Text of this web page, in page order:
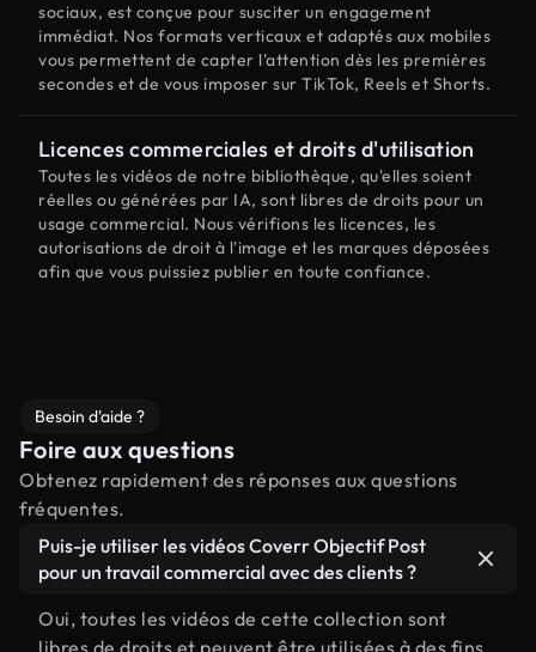
sociaux, est conçue pour susciter un engagement
immédiat. Nos formats verticaux et adaptés aux mobiles
vous permettent de capter l'attention dès les premières
secondes et de vous imposer sur TikTok, Reels et Shorts.
Licences commerciales et droits d'utilisation
Toutes les vidéos de notre bibliothèque, qu'elles soient
réelles ou générées par IA, sont libres de droits pour un
usage commercial. Nous vérifions les licences, les
autorisations de droit à l'image et les marques déposées
afin que vous puissiez publier en toute confiance.
Besoin d'aide ?
Foire aux questions
Obtenez rapidement des réponses aux questions
fréquentes.
Puis-je utiliser les vidéos Coverr Objectif Post
pour un travail commercial avec des clients ?
Oui, toutes les vidéos de cette collection sont
libres de droits et peuvent être utilisées à des fins